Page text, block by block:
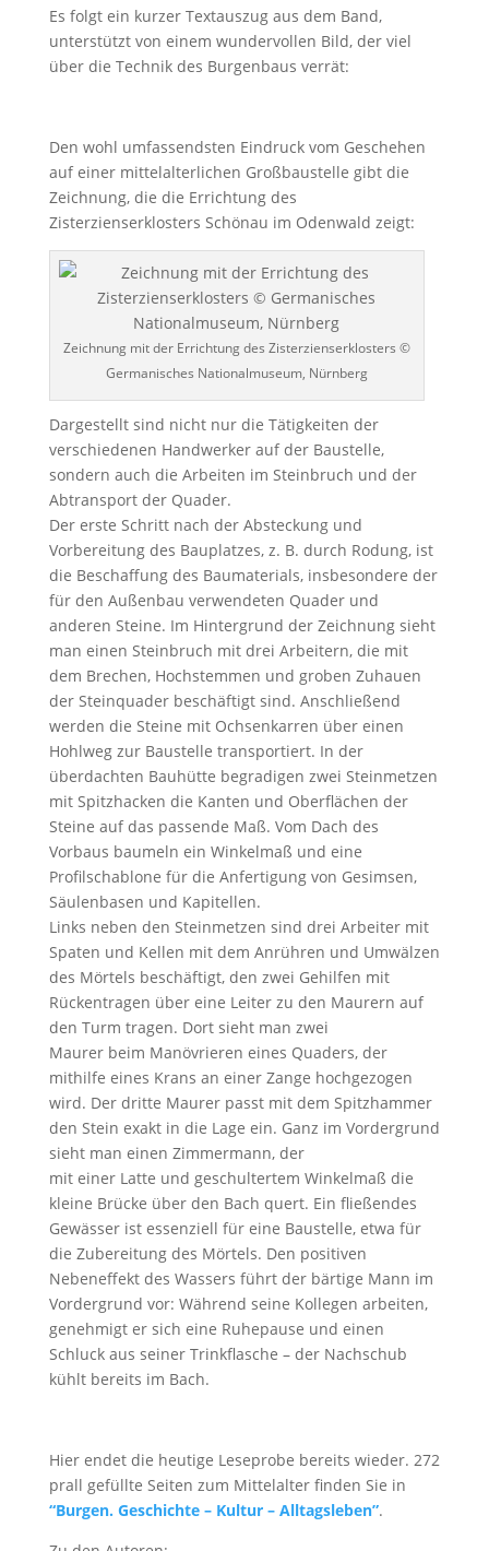
Es folgt ein kurzer Textauszug aus dem Band,
unterstützt von einem wundervollen Bild, der viel
über die Technik des Burgenbaus verrät:
Den wohl umfassendsten Eindruck vom Geschehen
auf einer mittelalterlichen Großbaustelle gibt die
Zeichnung, die die Errichtung des
Zisterzienserklosters Schönau im Odenwald zeigt:
Zeichnung mit der Errichtung des Zisterzienserklosters ©
Germanisches Nationalmuseum, Nürnberg
Dargestellt sind nicht nur die Tätigkeiten der
verschiedenen Handwerker auf der Baustelle,
sondern auch die Arbeiten im Steinbruch und der
Abtransport der Quader.
Der erste Schritt nach der Absteckung und
Vorbereitung des Bauplatzes, z. B. durch Rodung, ist
die Beschaffung des Baumaterials, insbesondere der
für den Außenbau verwendeten Quader und
anderen Steine. Im Hintergrund der Zeichnung sieht
man einen Steinbruch mit drei Arbeitern, die mit
dem Brechen, Hochstemmen und groben Zuhauen
der Steinquader beschäftigt sind. Anschließend
werden die Steine mit Ochsenkarren über einen
Hohlweg zur Baustelle transportiert. In der
überdachten Bauhütte begradigen zwei Steinmetzen
mit Spitzhacken die Kanten und Oberflächen der
Steine auf das passende Maß. Vom Dach des
Vorbaus baumeln ein Winkelmaß und eine
Profilschablone für die Anfertigung von Gesimsen,
Säulenbasen und Kapitellen.
Links neben den Steinmetzen sind drei Arbeiter mit
Spaten und Kellen mit dem Anrühren und Umwälzen
des Mörtels beschäftigt, den zwei Gehilfen mit
Rückentragen über eine Leiter zu den Maurern auf
den Turm tragen. Dort sieht man zwei
Maurer beim Manövrieren eines Quaders, der
mithilfe eines Krans an einer Zange hochgezogen
wird. Der dritte Maurer passt mit dem Spitzhammer
den Stein exakt in die Lage ein. Ganz im Vordergrund
sieht man einen Zimmermann, der
mit einer Latte und geschultertem Winkelmaß die
kleine Brücke über den Bach quert. Ein fließendes
Gewässer ist essenziell für eine Baustelle, etwa für
die Zubereitung des Mörtels. Den positiven
Nebeneffekt des Wassers führt der bärtige Mann im
Vordergrund vor: Während seine Kollegen arbeiten,
genehmigt er sich eine Ruhepause und einen
Schluck aus seiner Trinkflasche – der Nachschub
kühlt bereits im Bach.
Hier endet die heutige Leseprobe bereits wieder. 272
prall gefüllte Seiten zum Mittelalter finden Sie in
“Burgen. Geschichte – Kultur – Alltagsleben”.